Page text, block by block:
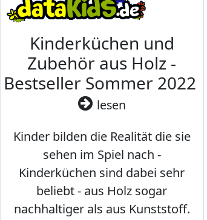
Kinderküchen und
Zubehör aus Holz -
Bestseller Sommer 2022
lesen
Kinder bilden die Realität die sie
sehen im Spiel nach -
Kinderküchen sind dabei sehr
beliebt - aus Holz sogar
nachhaltiger als aus Kunststoff.